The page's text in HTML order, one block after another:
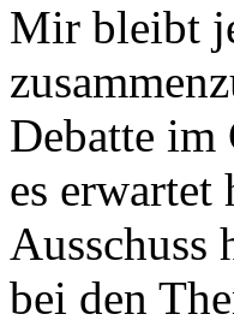
Mir bleibt
Debatte im
es erwartet
Ausschuss
bei den